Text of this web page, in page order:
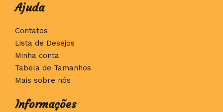
Ajuda
Contatos
Lista de Desejos
Minha conta
Tabela de Tamanhos
Mais sobre nós
Informações